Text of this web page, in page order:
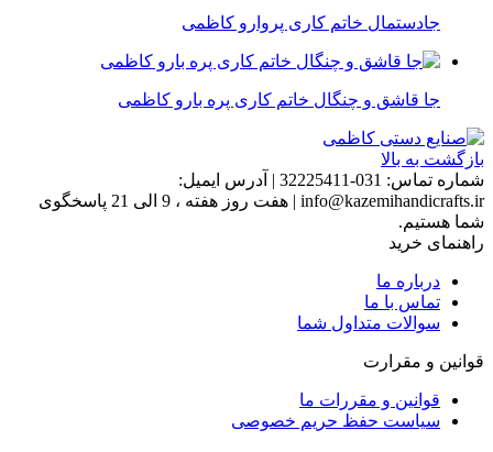
جادستمال خاتم کاری پروارو کاظمی
جا قاشق و چنگال خاتم کاری پره بارو کاظمی
بازگشت به بالا
شماره تماس: 031-32225411
| آدرس ایمیل:
info@kazemihandicrafts.ir
|
هفت روز هفته ، 9 الی 21 پاسخگوی
شما هستیم.
راهنمای خرید
درباره ما
تماس با ما
سوالات متداول شما
قوانین و مقرارت
قوانین و مقررات ما
سیاست حفظ حریم خصوصی